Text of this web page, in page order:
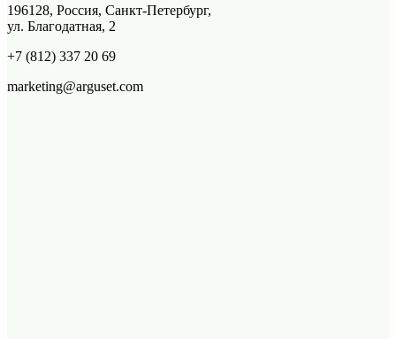
196128, Россия, Санкт-Петербург,
ул. Благодатная, 2
+7 (812) 337 20 69
marketing@arguset.com